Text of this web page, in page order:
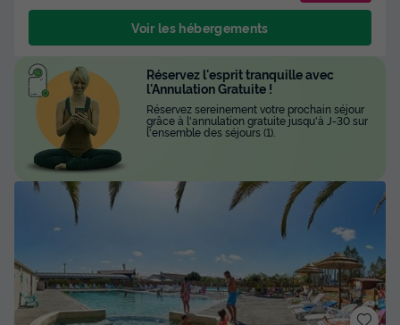
Voir les hébergements
Réservez l'esprit tranquille avec
l'Annulation Gratuite !
Réservez sereinement votre prochain séjour
grâce à l'annulation gratuite jusqu'à J-30 sur
l'ensemble des séjours (1).